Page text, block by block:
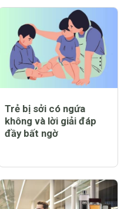
Trẻ bị sởi có ngứa
không và lời giải đáp
đầy bất ngờ